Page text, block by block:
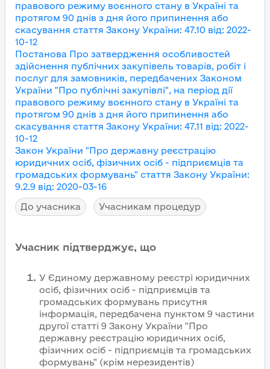
правового режиму воєнного стану в Україні та
протягом 90 днів з дня його припинення або
скасування стаття Закону України: 47.10 від: 2022-
10-12
Постанова Про затвердження особливостей
здійснення публічних закупівель товарів, робіт і
послуг для замовників, передбачених Законом
України "Про публічні закупівлі", на період дії
правового режиму воєнного стану в Україні та
протягом 90 днів з дня його припинення або
скасування стаття Закону України: 47.11 від: 2022-
10-12
Закон України "Про державну реєстрацію
юридичних осіб, фізичних осіб - підприємців та
громадських формувань" стаття Закону України:
9.2.9 від: 2020-03-16
До учасника
Учасникам процедур
Учасник підтверджує, що
У Єдиному державному реєстрі юридичних
осіб, фізичних осіб - підприємців та
громадських формувань присутня
інформація, передбачена пунктом 9 частини
другої статті 9 Закону України "Про
державну реєстрацію юридичних осіб,
фізичних осіб - підприємців та громадських
формувань" (крім нерезидентів)